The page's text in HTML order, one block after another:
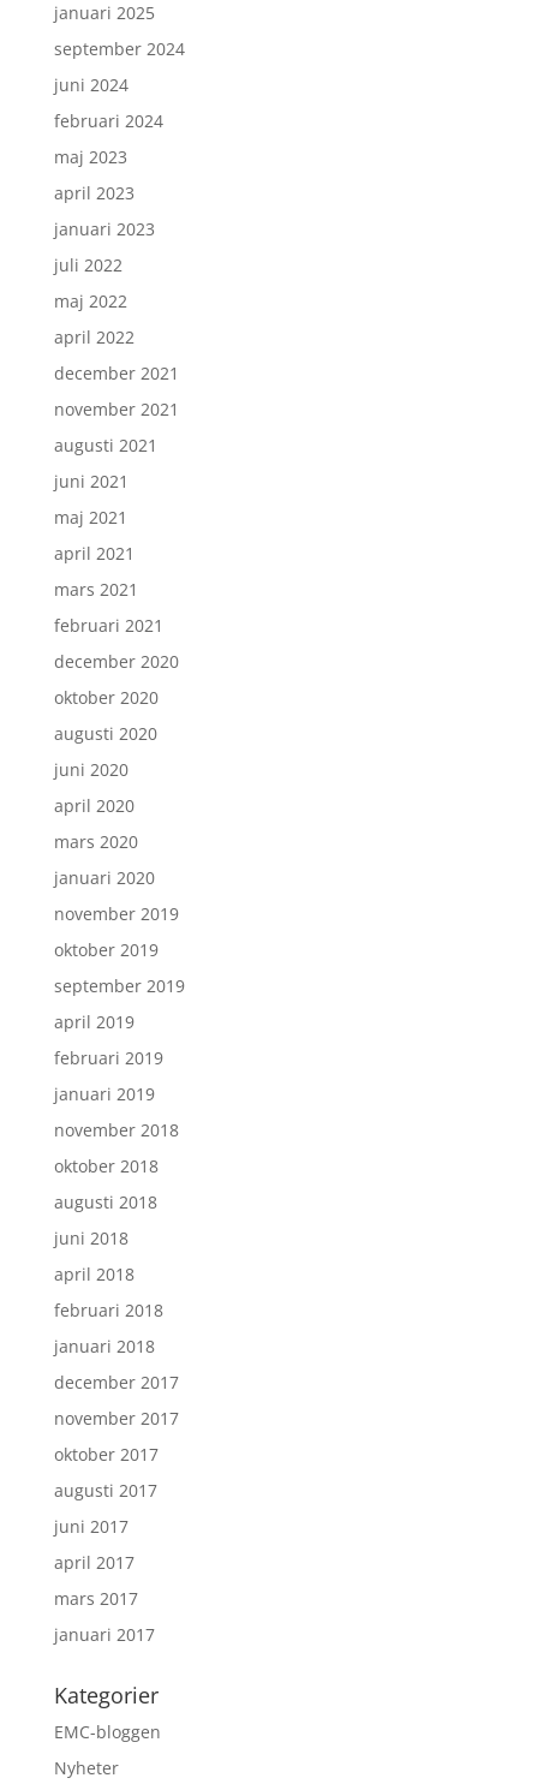
januari 2025
september 2024
juni 2024
februari 2024
maj 2023
april 2023
januari 2023
juli 2022
maj 2022
april 2022
december 2021
november 2021
augusti 2021
juni 2021
maj 2021
april 2021
mars 2021
februari 2021
december 2020
oktober 2020
augusti 2020
juni 2020
april 2020
mars 2020
januari 2020
november 2019
oktober 2019
september 2019
april 2019
februari 2019
januari 2019
november 2018
oktober 2018
augusti 2018
juni 2018
april 2018
februari 2018
januari 2018
december 2017
november 2017
oktober 2017
augusti 2017
juni 2017
april 2017
mars 2017
januari 2017
Kategorier
EMC-bloggen
Nyheter